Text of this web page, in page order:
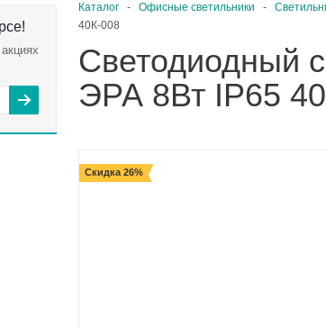
Каталог - Офисные светильники -
40К-008
Светодиодный
ЭРА 8Вт IP65
Скидка 26%